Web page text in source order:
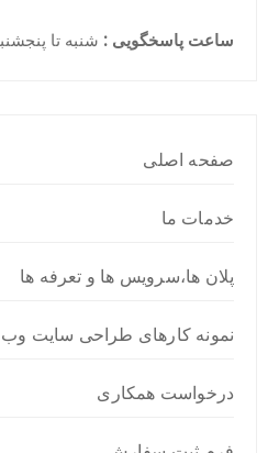
ساعت پاسخگویی : شنبه تا پنجشنبه 7:30 الی
صفحه اصلی
خدمات ما
پلان ها،سرویس ها و تعرفه ها
نمونه کارهای طراحی سایت
درخواست همکاری